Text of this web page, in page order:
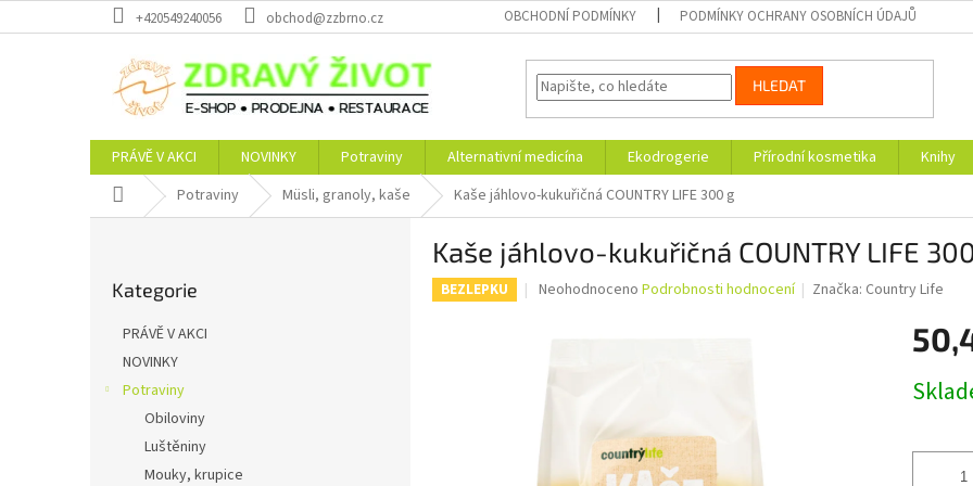
na
+420549240056 obchod@zzbrno.cz OBCHODNÍ PODMÍNKY PODMÍNKY OCHRANY OSOBNÍCH ÚDAJŮ
HLEDAT
PRÁVĚ V AKCI NOVINKY Potraviny Alternativní medicína Ekodrogerie Přírodní kosmetika Knihy
Domů Potraviny Müsli, granoly, kaše Kaše jáhlovo-kukuřičná COUNTRY LIFE 300 g
kategorie
Kategorie
PRÁVĚ V AKCI
NOVINKY
Potraviny
Obiloviny
Luštěniny
Mouky, krupice
Kaše jáhlovo-kukuřičná COUNTRY LIFE
BEZLEPKU
Průměrné
0,0
5
hvězdiček.
Neohodnoceno Podrobnosti hodnocení Značka: Country Life
cena: